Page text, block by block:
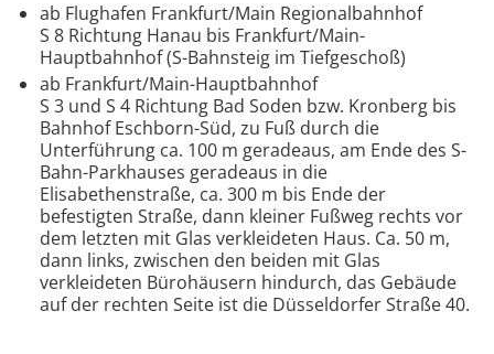
ab Flughafen Frankfurt/Main Regionalbahnhof
S 8 Richtung Hanau bis Frankfurt/Main-
Hauptbahnhof (S-Bahnsteig im Tiefgeschoß)
ab Frankfurt/Main-Hauptbahnhof
S 3 und S 4 Richtung Bad Soden bzw. Kronberg bis
Bahnhof Eschborn-Süd, zu Fuß durch die
Unterführung ca. 100 m geradeaus, am Ende des S-
Bahn-Parkhauses geradeaus in die
Elisabethenstraße, ca. 300 m bis Ende der
befestigten Straße, dann kleiner Fußweg rechts vor
dem letzten mit Glas verkleideten Haus. Ca. 50 m,
dann links, zwischen den beiden mit Glas
verkleideten Bürohäusern hindurch, das Gebäude
auf der rechten Seite ist die Düsseldorfer Straße 40.